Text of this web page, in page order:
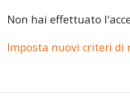
Non hai effettuato
Imposta nuovi criteri di